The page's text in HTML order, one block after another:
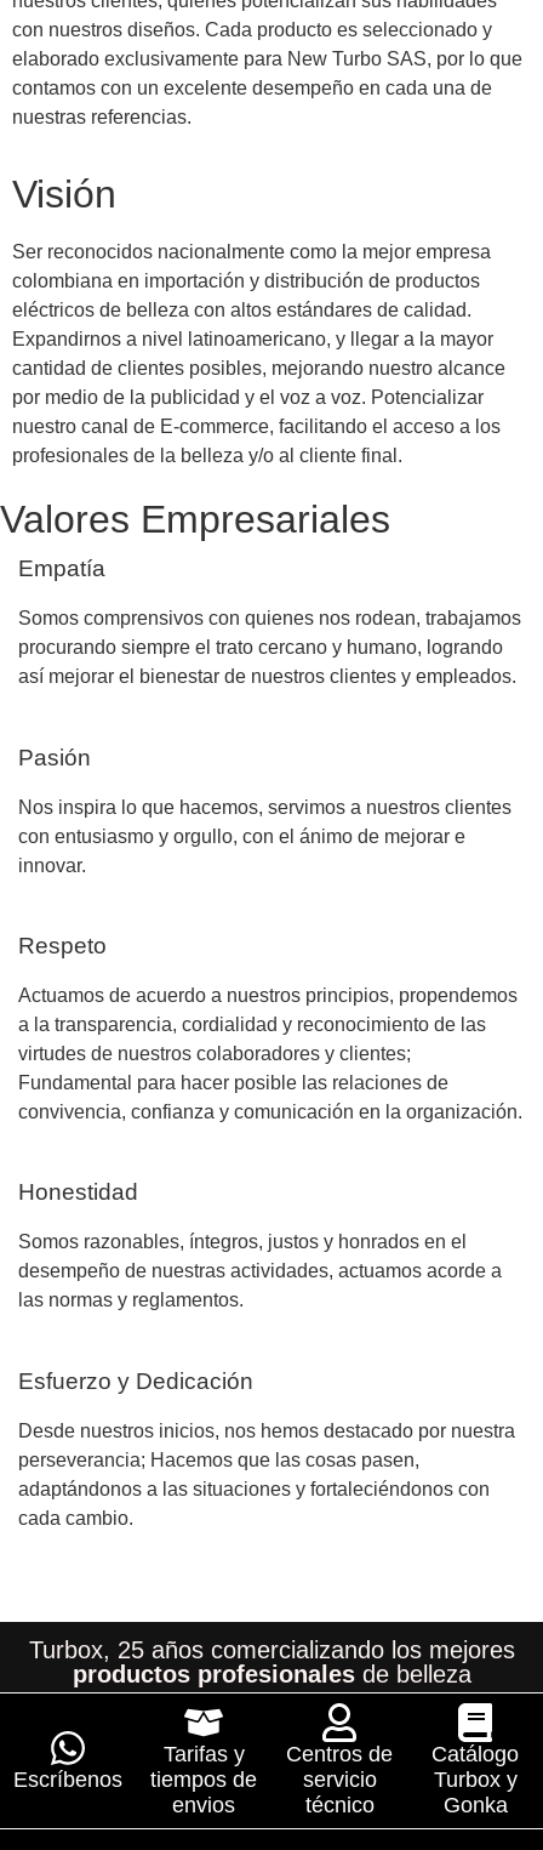
con nuestros diseños. Cada producto es seleccionado y
elaborado exclusivamente para New Turbo SAS, por lo que
contamos con un excelente desempeño en cada una de
nuestras referencias.
Visión
Ser reconocidos nacionalmente como la mejor empresa
colombiana en importación y distribución de productos
eléctricos de belleza con altos estándares de calidad.
Expandirnos a nivel latinoamericano, y llegar a la mayor
cantidad de clientes posibles, mejorando nuestro alcance
por medio de la publicidad y el voz a voz. Potencializar
nuestro canal de E-commerce, facilitando el acceso a los
profesionales de la belleza y/o al cliente final.
Valores Empresariales
Empatía
Somos comprensivos con quienes nos rodean, trabajamos
procurando siempre el trato cercano y humano, logrando
así mejorar el bienestar de nuestros clientes y empleados.
Pasión
Nos inspira lo que hacemos, servimos a nuestros clientes
con entusiasmo y orgullo, con el ánimo de mejorar e
innovar.
Respeto
Actuamos de acuerdo a nuestros principios, propendemos
a la transparencia, cordialidad y reconocimiento de las
virtudes de nuestros colaboradores y clientes;
Fundamental para hacer posible las relaciones de
convivencia, confianza y comunicación en la organización.
Honestidad
Somos razonables, íntegros, justos y honrados en el
desempeño de nuestras actividades, actuamos acorde a
las normas y reglamentos.
Esfuerzo y Dedicación
Desde nuestros inicios, nos hemos destacado por nuestra
perseverancia; Hacemos que las cosas pasen,
adaptándonos a las situaciones y fortaleciéndonos con
cada cambio.
Turbox, 25 años comercializando los mejores
productos profesionalesde belleza
Escríbenos
Tarifas y
tiempos de
envios
Centros de
servicio
técnico
Catálogo
Turbox y
Gonka